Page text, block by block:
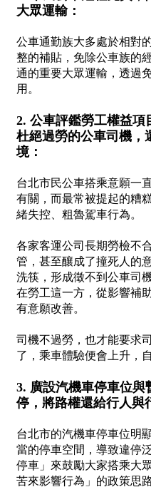
大眾運輸：
公車通勤族大多處於相對
整的補貼，免除公車族的
通的重要大眾運輸，透過
用。
2. 公車評鑑勞工權益
杜絕過勞的公車司機，
境：
台北市民公車搭乘意願一
有關，而最常被提起的糟
緒失控、粗魯駕車行為。
各家客運公司長期勞檢不
管，甚至釀成了撞死人的
洗筷，形成徵不到公車司
在勞工這一方，從影響補
有意願改善。
司機不過勞，也才能要求
了，乘車體驗便會上升，
3. 廣設汽機車停車位
停，將路權還給行人與
台北市的汽機車停車位明
當的停車空間，導致違停
停車」來鼓勵大家搭乘大
苦來影響行為」的政策思路